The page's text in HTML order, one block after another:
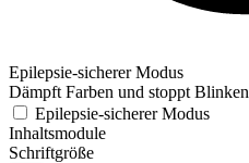
Epilepsie-sicherer Modus
Dämpft Farben und stoppt Blinken
Epilepsie-sicherer Modus
Inhaltsmodule
Schriftgröße